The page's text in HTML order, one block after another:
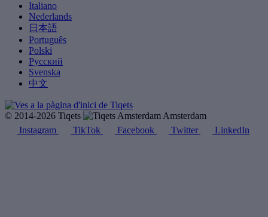
Italiano
Nederlands
日本語
Português
Polski
Русский
Svenska
中文
© 2014-2026 Tiqets
Amsterdam
Instagram
TikTok Facebook Twitter LinkedIn